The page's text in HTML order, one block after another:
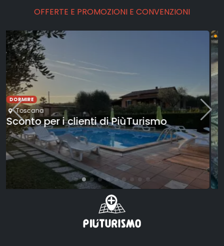
OFFERTE E PROMOZIONI E CONVENZIONI
•
CULTURA
Trieste,Friuli-Venezia Giulia
Trieste seguendo la Bora: esplorazione
urbana